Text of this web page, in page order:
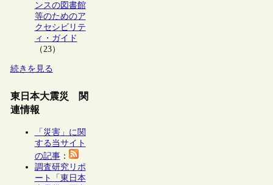
ンスの図書館
等のためのア
クセシビリテ
ィ・ガイド
（23）
続きを見る
東日本大震災 関
連情報
「災害」に関
する当サイト
の記事：
調査研究リポ
ート「東日本